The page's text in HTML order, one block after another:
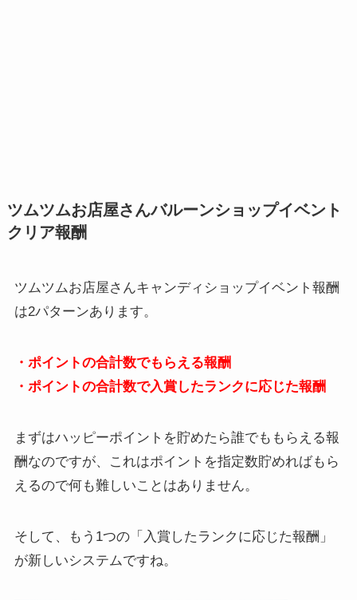
ツムツムお店屋さんバルーンショップイベント
クリア報酬
ツムツムお店屋さんキャンディショップイベント報酬
は2パターンあります。
・ポイントの合計数でもらえる報酬
・ポイントの合計数で入賞したランクに応じた報酬
まずはハッピーポイントを貯めたら誰でももらえる報
酬なのですが、これはポイントを指定数貯めればもら
えるので何も難しいことはありません。
そして、もう1つの「入賞したランクに応じた報酬」
が新しいシステムですね。